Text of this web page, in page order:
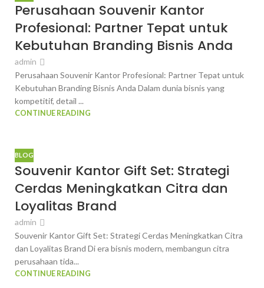
Perusahaan Souvenir Kantor
Profesional: Partner Tepat untuk
Kebutuhan Branding Bisnis Anda
admin
Perusahaan Souvenir Kantor Profesional: Partner Tepat untuk
Kebutuhan Branding Bisnis Anda Dalam dunia bisnis yang
kompetitif, detail ...
CONTINUE READING
BLOG
Souvenir Kantor Gift Set: Strategi
Cerdas Meningkatkan Citra dan
Loyalitas Brand
admin
Souvenir Kantor Gift Set: Strategi Cerdas Meningkatkan Citra
dan Loyalitas Brand Di era bisnis modern, membangun citra
perusahaan tida...
CONTINUE READING